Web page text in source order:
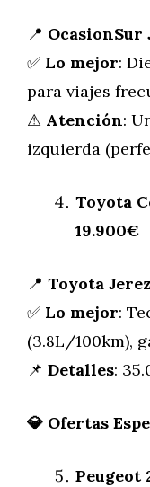
📍 OcasionSur
✅ Lo mejor:
para viajes
⚠ Atención:
izquierda
Toyota
19.900€
📍 Toyota
✅ Lo mejor:
(3.8L/100km),
📌 Detalles:
💎 Ofertas
Peugeot